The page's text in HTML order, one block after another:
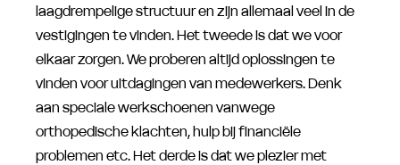
laagdrempelige structuur en zijn allemaal veel in de
vestigingen te vinden. Het tweede is dat we voor
elkaar zorgen. We proberen altijd oplossingen te
vinden voor uitdagingen van medewerkers. Denk
aan speciale werkschoenen vanwege
orthopedische klachten, hulp bij financiële
problemen etc. Het derde is dat we plezier met